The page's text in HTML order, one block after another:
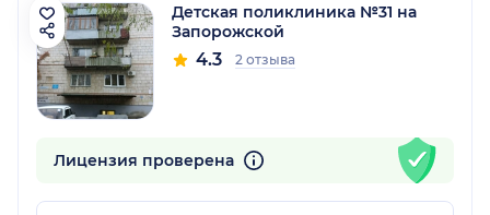
Детская поликлиника №31 на
Запорожской
4.3 2 отзыва
Лицензия проверена